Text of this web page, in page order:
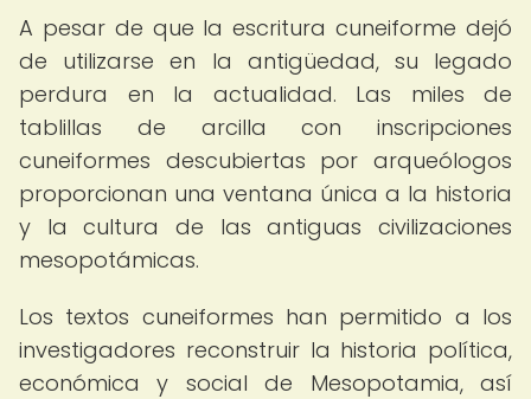
A pesar de que la escritura cuneiforme dejó
de utilizarse en la antigüedad, su legado
perdura en la actualidad. Las miles de
tablillas de arcilla con inscripciones
cuneiformes descubiertas por arqueólogos
proporcionan una ventana única a la historia
y la cultura de las antiguas civilizaciones
mesopotámicas.
Los textos cuneiformes han permitido a los
investigadores reconstruir la historia política,
económica y social de Mesopotamia, así